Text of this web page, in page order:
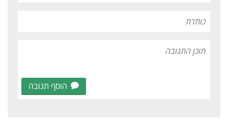
הוסף תגובה